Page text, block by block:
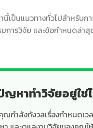
นี้เป็นแนวทางทั่วไปสำหรับก
การวิจัย และข้อกำหนดล่า
หาทำวิจัยอยู่ใช่
กำลังกังวลเรื่องกำหนดเว